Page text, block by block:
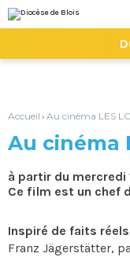
au
contenu.
la
personnels
Accueil › Au cinéma LES
Au cinéma
à partir du mercredi
Ce film est un chef
Inspiré de faits
Franz Jägerstätter,